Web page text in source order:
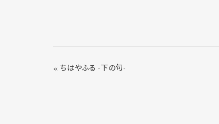
« ちはやふる -下の句-